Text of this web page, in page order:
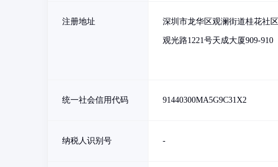
注册地址 深圳市龙华区观澜街道桂花社区
观光路1221号天成大厦909-910
统一社会信用代码 91440300MA5G9C31X2
纳税人识别号 -